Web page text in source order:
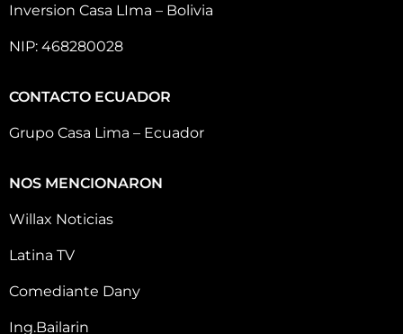
Inversion Casa LIma – Bolivia
NIP: 468280028
CONTACTO ECUADOR
Grupo Casa Lima – Ecuador
NOS MENCIONARON
Willax Noticias
Latina TV
Comediante Dany
Ing.Bailarin